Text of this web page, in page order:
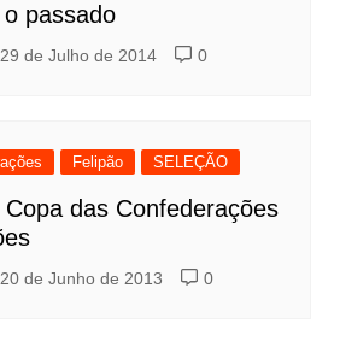
passado
29 de Julho de 2014 0
Felipão SELEÇÃO
das Confederações
20 de Junho de 2013 0